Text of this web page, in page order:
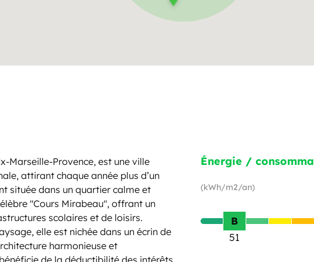
Marseille-Provence, est une ville
attirant chaque année plus d’un
située dans un quartier calme et
"Cours Mirabeau", offrant un
scolaires et de loisirs.
elle est nichée dans un écrin de
harmonieuse et
Énergie /
(kWh/m2/an)
B
51